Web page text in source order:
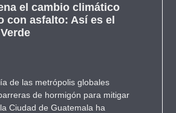
el cambio climático
con asfalto: Así es el
de las metrópolis globales
de hormigón para mitigar
Ciudad de Guatemala ha